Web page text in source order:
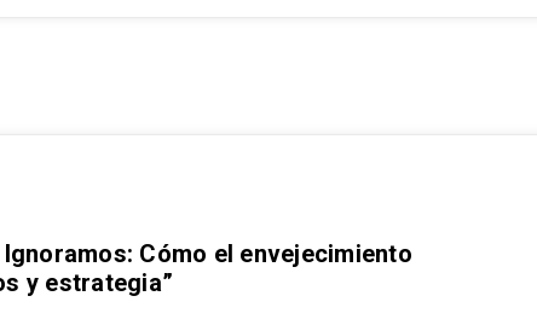
Cómo el envejecimiento
y estrategia”